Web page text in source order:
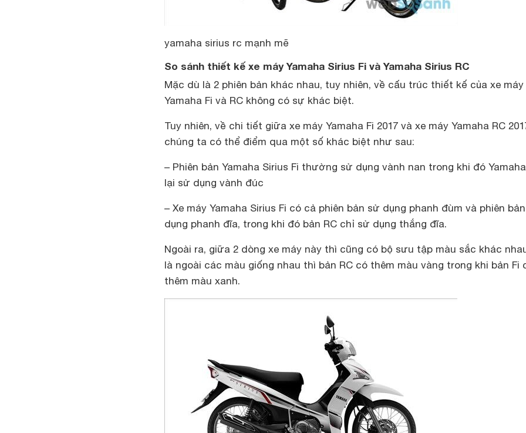
yamaha sirius rc mạnh mẽ
So sánh thiết kế xe máy Yamaha Sirius Fi và Yamaha Sirius RC
Mặc dù là 2 phiên bản khác nhau, tuy nhiên, về cấu trúc thiết kế của xe máy
Yamaha Fi và RC không có sự khác biệt.
Tuy nhiên, về chi tiết giữa xe máy Yamaha Fi 2017 và xe máy Yamaha RC
chúng ta có thể điểm qua một số khác biệt như sau:
– Phiên bản Yamaha Sirius Fi thường sử dụng vành nan trong khi đó
lại sử dụng vành đúc
– Xe máy Yamaha Sirius Fi có cả phiên bản sử dụng phanh đùm và phiên
dụng phanh đĩa, trong khi đó bản RC chỉ sử dụng thắng đĩa.
Ngoài ra, giữa 2 dòng xe máy này thì cũng có bộ sưu tập màu sắc khác
là ngoài các màu giống nhau thì bản RC có thêm màu vàng trong khi bản Fi
thêm màu xanh.